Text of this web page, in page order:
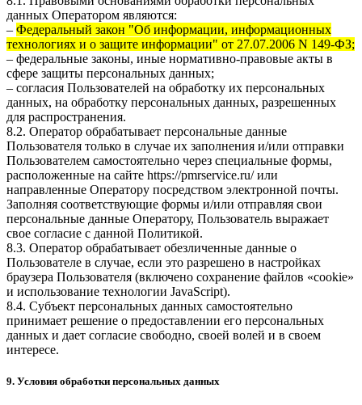
данных Оператором являются:
– Федеральный закон "Об информации, информационных
технологиях и о защите информации" от 27.07.2006 N 149-ФЗ;
– федеральные законы, иные нормативно-правовые акты в
сфере защиты персональных данных;
– согласия Пользователей на обработку их персональных
данных, на обработку персональных данных, разрешенных
для распространения.
8.2. Оператор обрабатывает персональные данные
Пользователя только в случае их заполнения и/или отправки
Пользователем самостоятельно через специальные формы,
расположенные на сайте https://pmrservice.ru/или
направленные Оператору посредством электронной почты.
Заполняя соответствующие формы и/или отправляя свои
персональные данные Оператору, Пользователь выражает
свое согласие с данной Политикой.
8.3. Оператор обрабатывает обезличенные данные о
Пользователе в случае, если это разрешено в настройках
браузера Пользователя (включено сохранение файлов «cookie»
и использование технологии JavaScript).
8.4. Субъект персональных данных самостоятельно
принимает решение о предоставлении его персональных
данных и дает согласие свободно, своей волей и в своем
интересе.
9. Условия обработки персональных данных